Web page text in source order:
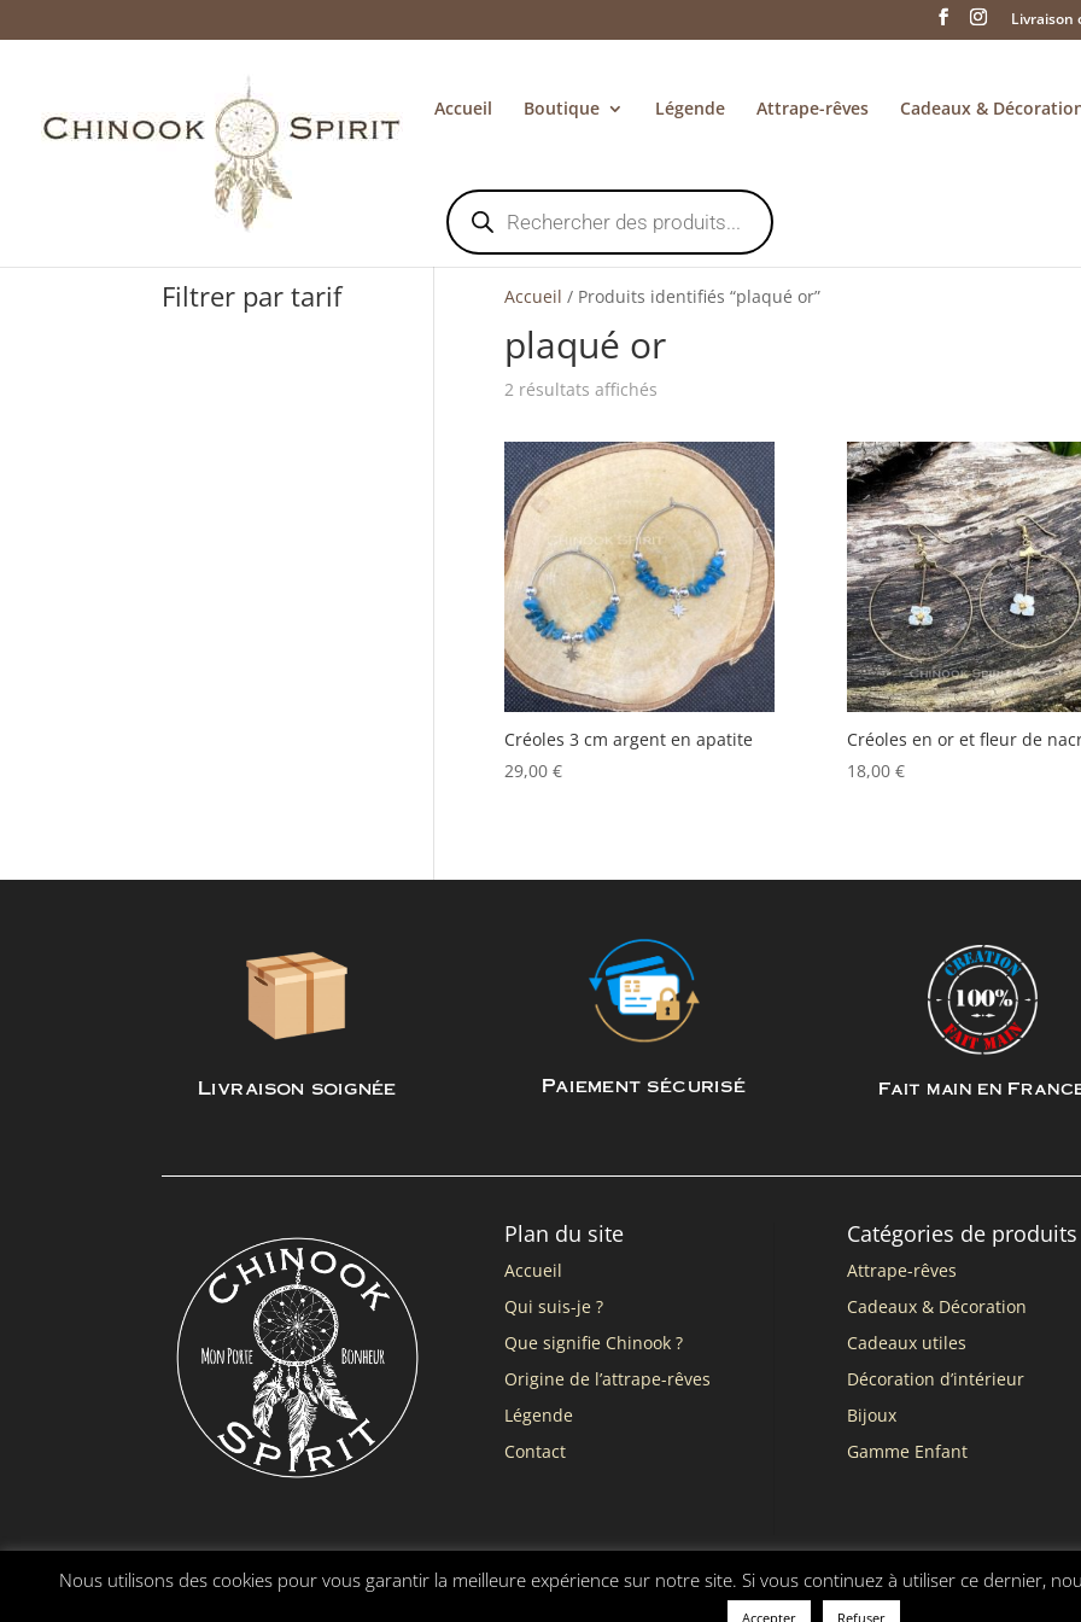
Livraison
Accueil Boutique Légende Attrape-rêves Cadeaux &
Recherche
de
produits
Accueil / Produits identifiés “plaqué or”
plaqué or
2 résultats affichésTrié
plus
récent
au
plus
ancien
Créoles 3 cm argent en apatite
29,00 €
Créoles en or et fleur de
18,00 €
Filtrer par tarif
Livraison soignée Paiement sécurisé Fait main en
Plan du site
Accueil
Qui suis-je ?
Que signifie Chinook ?
Origine de l’attrape-rêves
Légende
Contact
Catégories de produits
Attrape-rêves
Cadeaux & Décoration
Cadeaux utiles
Décoration d’intérieur
Bijoux
Gamme Enfant
Chinook Spirit ® | Mentions légales Conditions générales de vente
Nous utilisons des cookies pour vous garantir la meilleure expérience sur notre site. Si vous continuez à utiliser ce dernier,
Accepter Refuser